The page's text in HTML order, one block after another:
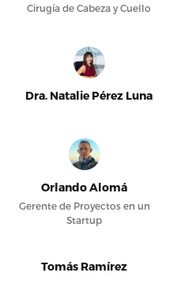
Cirugía de Cabeza y Cuello
Dra. Natalie Pérez Luna
Orlando Alomá
Gerente de Proyectos en un
Startup
Tomás Ramírez